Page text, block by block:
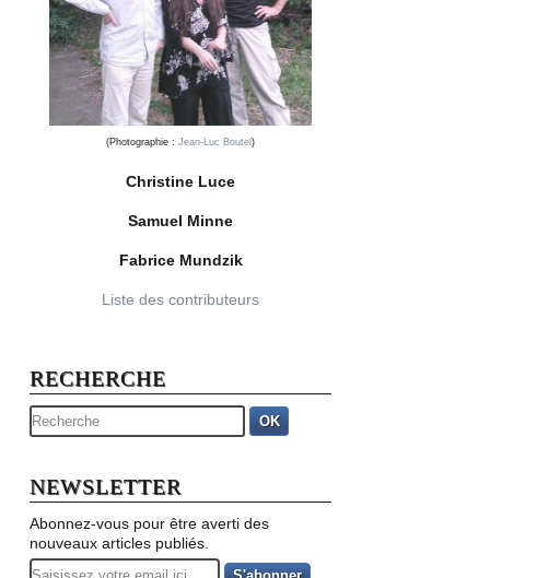
(Photographie : Jean-Luc Boutel )
Christine Luce
Samuel Minne
Fabrice Mundzik
Liste des contributeurs
RECHERCHE
OK
NEWSLETTER
Abonnez-vous pour être averti des
nouveaux articles publiés.
Email